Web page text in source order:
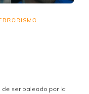
de ser baleado por la